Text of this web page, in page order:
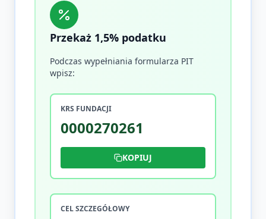
Przekaż 1,5% podatku
Podczas wypełniania formularza PIT
wpisz:
KRS FUNDACJI
0000270261
KOPIUJ
CEL SZCZEGÓŁOWY